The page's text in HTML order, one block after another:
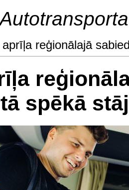
reģionālajā
spēkā